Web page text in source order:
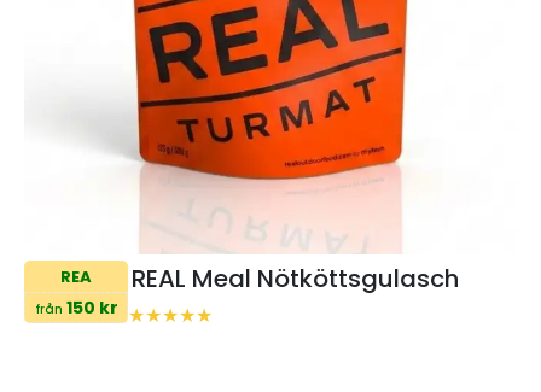
REA
från 150 kr
REAL Meal Nötköttsgulasch